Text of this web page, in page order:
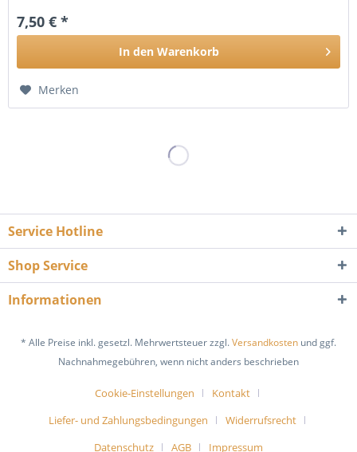
7,50 € *
In den Warenkorb
Merken
Service Hotline
Shop Service
Informationen
* Alle Preise inkl. gesetzl. Mehrwertsteuer zzgl.Versandkosten und ggf.
Nachnahmegebühren, wenn nicht anders beschrieben
Cookie-Einstellungen
Kontakt
Liefer- und Zahlungsbedingungen
Widerrufsrecht
Datenschutz
AGB Impressum